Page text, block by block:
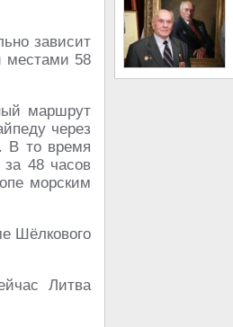
зависит
местами 58
маршрут
через
В то время
за 48 часов
морским
Шёлкового
Литва